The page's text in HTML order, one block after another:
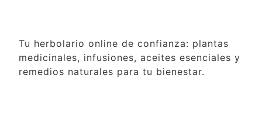
Tu herbolario online de confianza: plantas
medicinales, infusiones, aceites esenciales y
remedios naturales para tu bienestar.